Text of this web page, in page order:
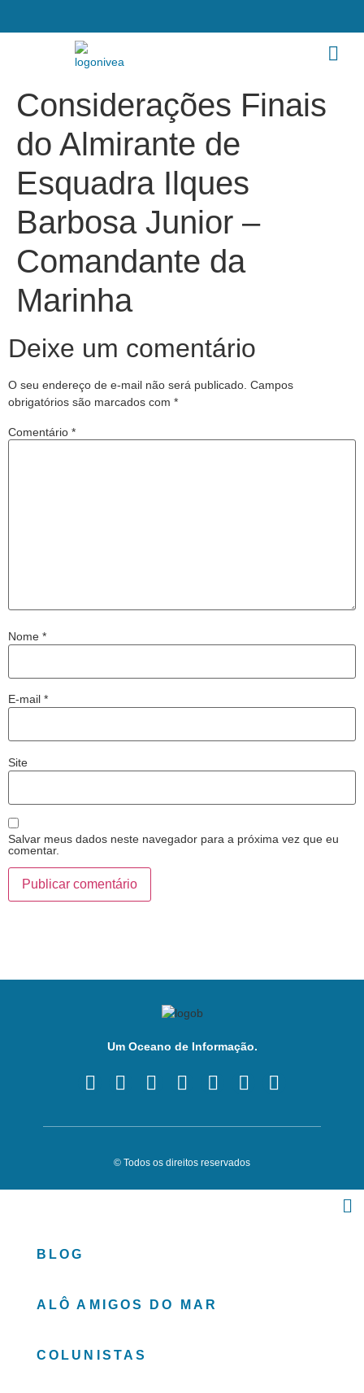
Considerações Finais
do Almirante de
Esquadra Ilques
Barbosa Junior –
Comandante da
Marinha
Deixe um comentário
O seu endereço de e-mail não será publicado. Campos
obrigatórios são marcados com *
Comentário *
Nome *
E-mail *
Site
Salvar meus dados neste navegador para a próxima vez que eu
comentar.
Um Oceano de Informação.
© Todos os direitos reservados
BLOG
ALÔ AMIGOS DO MAR
COLUNISTAS